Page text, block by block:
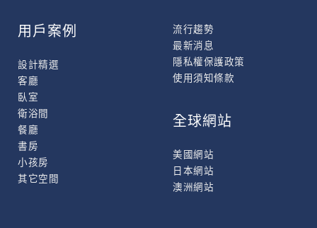
用戶案例
設計精選
客廳
臥室
衛浴間
餐廳
書房
小孩房
其它空間
流行趨勢
最新消息
隱私權保護政策
使用須知條款
全球網站
美國網站
日本網站
澳洲網站